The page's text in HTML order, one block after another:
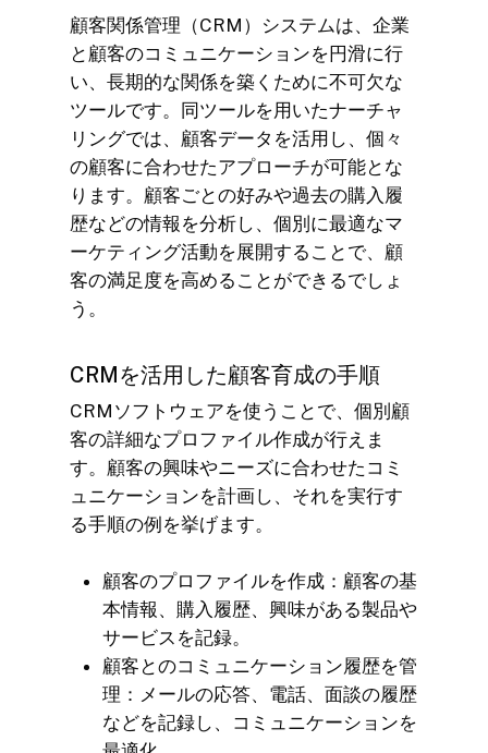
顧客関係管理（CRM）システムは、企業
と顧客のコミュニケーションを円滑に行
い、長期的な関係を築くために不可欠な
ツールです。同ツールを用いたナーチャ
リングでは、顧客データを活用し、個々
の顧客に合わせたアプローチが可能とな
ります。顧客ごとの好みや過去の購入履
歴などの情報を分析し、個別に最適なマ
ーケティング活動を展開することで、顧
客の満足度を高めることができるでしょ
う。
CRMを活用した顧客育成の手順
CRMソフトウェアを使うことで、個別顧
客の詳細なプロファイル作成が行えま
す。顧客の興味やニーズに合わせたコミ
ュニケーションを計画し、それを実行す
る手順の例を挙げます。
顧客のプロファイルを作成：顧客の基
本情報、購入履歴、興味がある製品や
サービスを記録。
顧客とのコミュニケーション履歴を管
理：メールの応答、電話、面談の履歴
などを記録し、コミュニケーションを